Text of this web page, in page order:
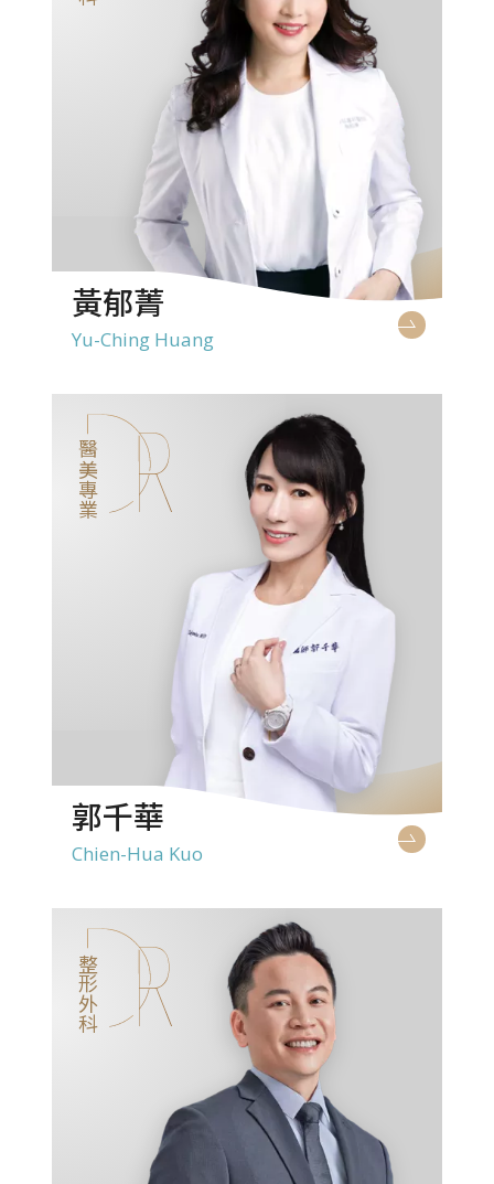
黃郁菁
Yu-Ching Huang
醫美專業
郭千華
Chien-Hua Kuo
整形外科